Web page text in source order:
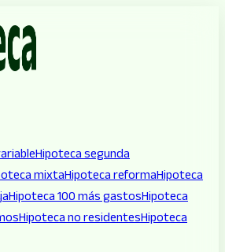
Hipoteca segunda
mixtaHipoteca reformaHipoteca
Hipoteca 100 más gastosHipoteca
Hipoteca no residentesHipoteca